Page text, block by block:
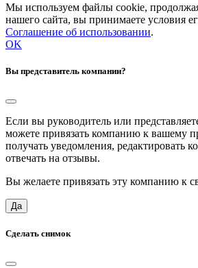
Мы используем файлы cookie,
нашего сайта, вы принимаете условия
Соглашение об использовании.
OK
Вы представитель компании?
Если вы руководитель или
можете привязать компанию к вашему
получать уведомления, редактировать
отвечать на отзывы.
Вы желаете привязать эту компанию к
Да
Сделать снимок